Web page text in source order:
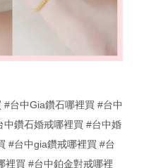
#台中Gia鑽石哪裡買 #台中
中鑽石婚戒哪裡買 #台中婚
#台中gia鑽戒哪裡買 #台
裡買 #台中鉑金對戒哪裡